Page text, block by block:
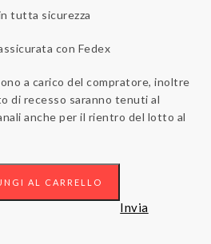
tutta sicurezza
con Fedex
a carico del compratore, inoltre
di recesso saranno tenuti al
anche per il rientro del lotto al
AL CARRELLO
Invia